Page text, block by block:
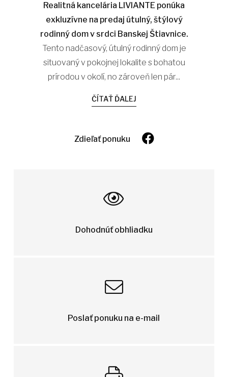
Realitná kancelária LIVIANTE ponúka
exkluzívne na predaj útulný, štýlový
rodinný dom v srdci Banskej Štiavnice.
Tento nadčasový, útulný rodinný dom je
situovaný v pokojnej lokalite s bohatou
prírodou v okolí, no zároveň len pár...
ČÍTAŤ ĎALEJ
Zdieľať ponuku
Dohodnúť obhliadku
Poslať ponuku na e-mail